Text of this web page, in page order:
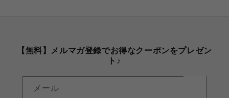
【無料】メルマガ登録でお得なクーポンをプレゼン
ト♪
メール